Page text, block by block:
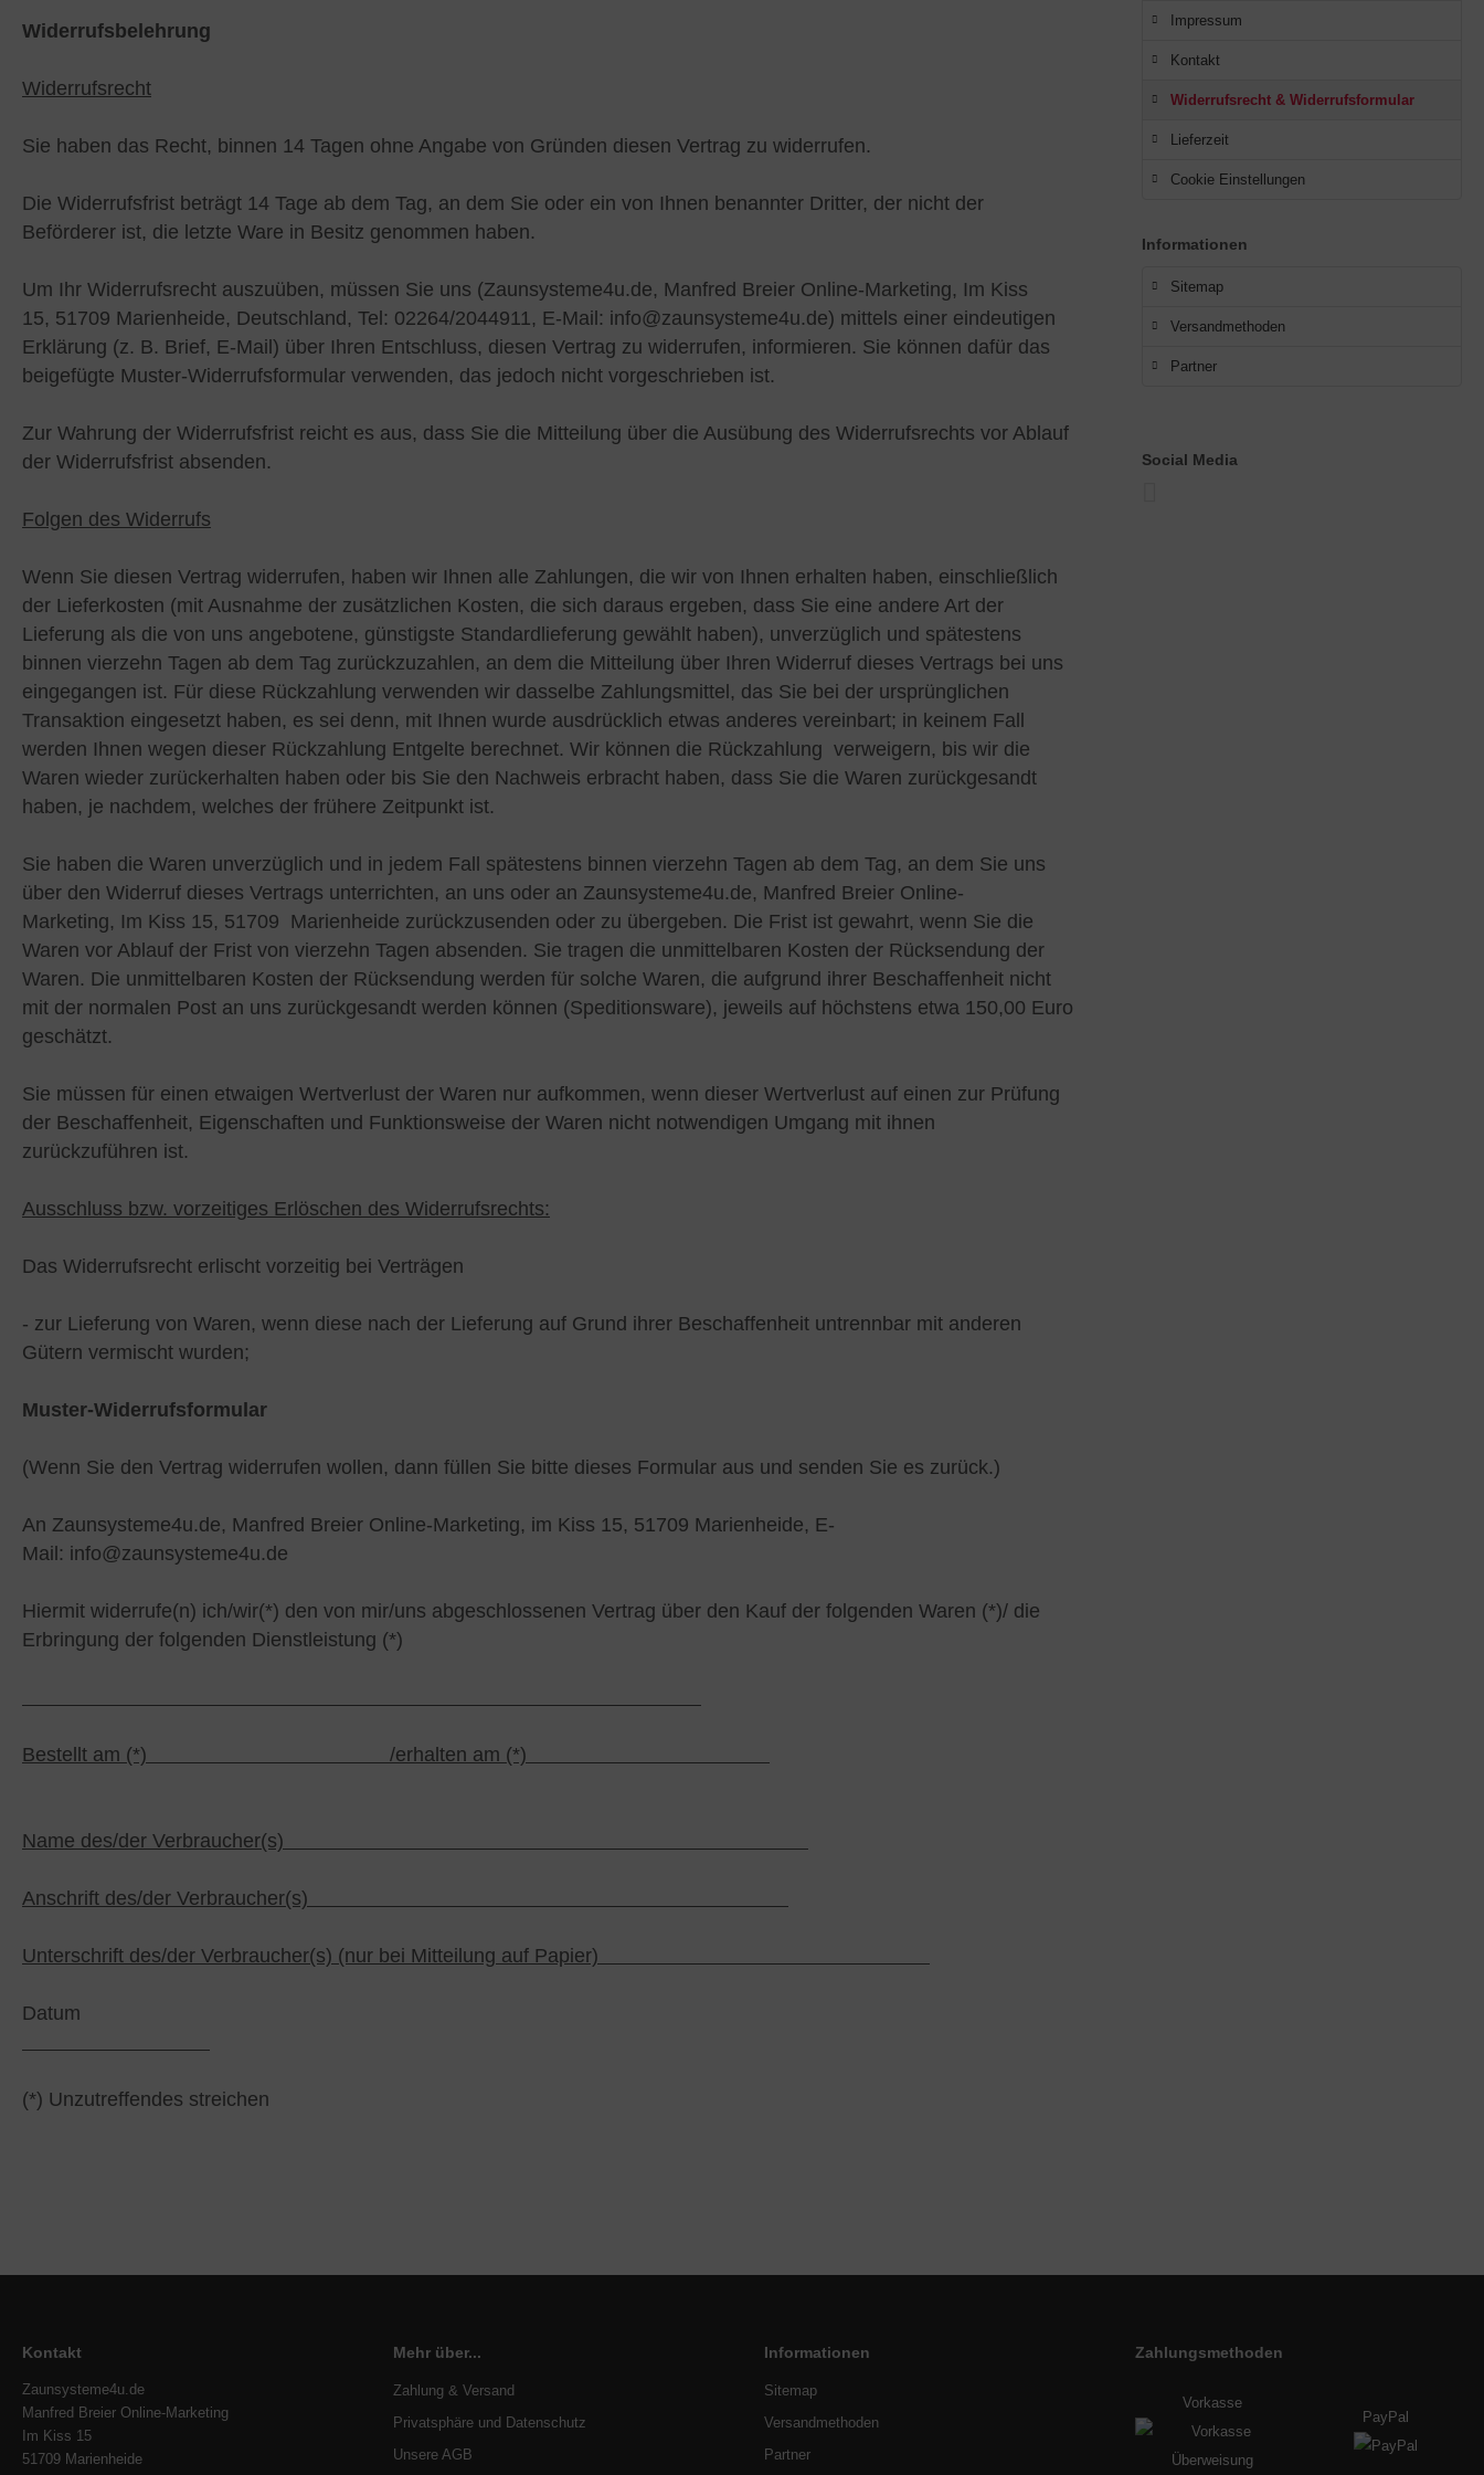
Widerrufsbelehrung
Widerrufsrecht
Sie haben das Recht, binnen 14 Tagen ohne Angabe von Gründen diesen Vertrag zu widerrufen.
Die Widerrufsfrist beträgt 14 Tage ab dem Tag, an dem Sie oder ein von Ihnen benannter Dritter, der nicht der
Beförderer ist, die letzte Ware in Besitz genommen haben.
Um Ihr Widerrufsrecht auszuüben, müssen Sie uns (Zaunsysteme4u.de, Manfred Breier Online-Marketing, Im Kiss
15, 51709 Marienheide, Deutschland, Tel: 02264/2044911, E-Mail: info@zaunsysteme4u.de) mittels einer eindeutigen
Erklärung (z. B. Brief, E-Mail) über Ihren Entschluss, diesen Vertrag zu widerrufen, informieren. Sie können dafür das
beigefügte Muster-Widerrufsformular verwenden, das jedoch nicht vorgeschrieben ist.
Zur Wahrung der Widerrufsfrist reicht es aus, dass Sie die Mitteilung über die Ausübung des Widerrufsrechts vor Ablauf
der Widerrufsfrist absenden.
Folgen des Widerrufs
Wenn Sie diesen Vertrag widerrufen, haben wir Ihnen alle Zahlungen, die wir von Ihnen erhalten haben, einschließlich
der Lieferkosten (mit Ausnahme der zusätzlichen Kosten, die sich daraus ergeben, dass Sie eine andere Art der
Lieferung als die von uns angebotene, günstigste Standardlieferung gewählt haben), unverzüglich und spätestens
binnen vierzehn Tagen ab dem Tag zurückzuzahlen, an dem die Mitteilung über Ihren Widerruf dieses Vertrags bei uns
eingegangen ist. Für diese Rückzahlung verwenden wir dasselbe Zahlungsmittel, das Sie bei der ursprünglichen
Transaktion eingesetzt haben, es sei denn, mit Ihnen wurde ausdrücklich etwas anderes vereinbart; in keinem Fall
werden Ihnen wegen dieser Rückzahlung Entgelte berechnet. Wir können die Rückzahlung verweigern, bis wir die
Waren wieder zurückerhalten haben oder bis Sie den Nachweis erbracht haben, dass Sie die Waren zurückgesandt
haben, je nachdem, welches der frühere Zeitpunkt ist.
Sie haben die Waren unverzüglich und in jedem Fall spätestens binnen vierzehn Tagen ab dem Tag, an dem Sie uns
über den Widerruf dieses Vertrags unterrichten, an uns oder an Zaunsysteme4u.de, Manfred Breier Online-
Marketing, Im Kiss 15, 51709 Marienheide zurückzusenden oder zu übergeben. Die Frist ist gewahrt, wenn Sie die
Waren vor Ablauf der Frist von vierzehn Tagen absenden. Sie tragen die unmittelbaren Kosten der Rücksendung der
Waren. Die unmittelbaren Kosten der Rücksendung werden für solche Waren, die aufgrund ihrer Beschaffenheit nicht
mit der normalen Post an uns zurückgesandt werden können (Speditionsware), jeweils auf höchstens etwa 150,00 Euro
geschätzt.
Sie müssen für einen etwaigen Wertverlust der Waren nur aufkommen, wenn dieser Wertverlust auf einen zur Prüfung
der Beschaffenheit, Eigenschaften und Funktionsweise der Waren nicht notwendigen Umgang mit ihnen
zurückzuführen ist.
Ausschluss bzw. vorzeitiges Erlöschen des Widerrufsrechts:
Das Widerrufsrecht erlischt vorzeitig bei Verträgen
- zur Lieferung von Waren, wenn diese nach der Lieferung auf Grund ihrer Beschaffenheit untrennbar mit anderen
Gütern vermischt wurden;
Muster-Widerrufsformular
(Wenn Sie den Vertrag widerrufen wollen, dann füllen Sie bitte dieses Formular aus und senden Sie es zurück.)
An Zaunsysteme4u.de, Manfred Breier Online-Marketing, im Kiss 15, 51709 Marienheide, E-
Mail: info@zaunsysteme4u.de
Hiermit widerrufe(n) ich/wir(*) den von mir/uns abgeschlossenen Vertrag über den Kauf der folgenden Waren (*)/ die
Erbringung der folgenden Dienstleistung (*)
Bestellt am (*) /erhalten am (*)
Name des/der Verbraucher(s)
Anschrift des/der Verbraucher(s)
Unterschrift des/der Verbraucher(s) (nur bei Mitteilung auf Papier)
Datum
(*) Unzutreffendes streichen
Impressum
Kontakt
Widerrufsrecht & Widerrufsformular
Lieferzeit
Cookie Einstellungen
Informationen
Sitemap
Versandmethoden
Partner
Social Media
Kontakt
Zaunsysteme4u.de
Manfred Breier Online-Marketing
Im Kiss 15
51709 Marienheide
Mehr über...
Zahlung & Versand
Privatsphäre und Datenschutz
Unsere AGB
Informationen
Sitemap
Versandmethoden
Partner
Zahlungsmethoden
Vorkasse
PayPal